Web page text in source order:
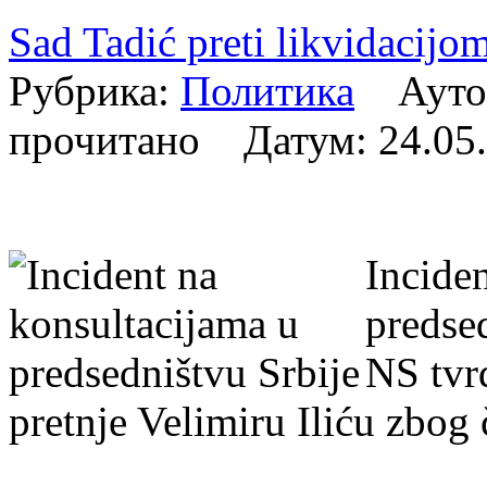
Sad Tadić preti
Рубрика: Политика
прочитано Датум:
NS
pretnje Velimiru Iliću zbog